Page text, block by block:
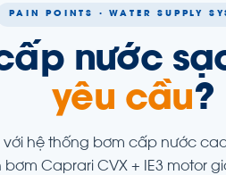
PAIN POINTS · WATER SUPPLY
nước
yêu cầu?
hệ thống bơm cấp nước
Caprari CVX + IE3 motor